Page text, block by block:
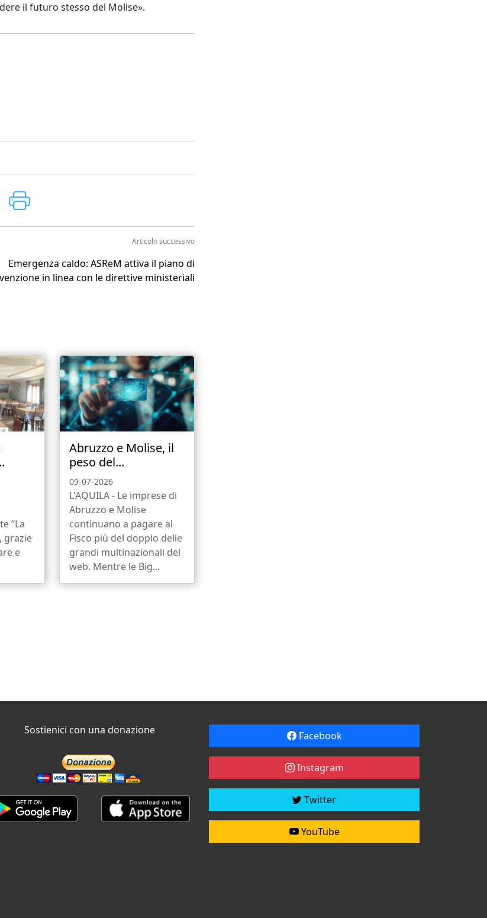
il futuro stesso del Molise».
Articolo successivo
Emergenza caldo: ASReM attiva il piano di
in linea con le direttive ministeriali
“La
grazie
e
Abruzzo e Molise, il
peso del...
09-07-2026
L'AQUILA - Le imprese di
Abruzzo e Molise
continuano a pagare al
Fisco più del doppio delle
grandi multinazionali del
web. Mentre le Big...
Sostienici con una donazione Facebook
Instagram
Twitter
YouTube